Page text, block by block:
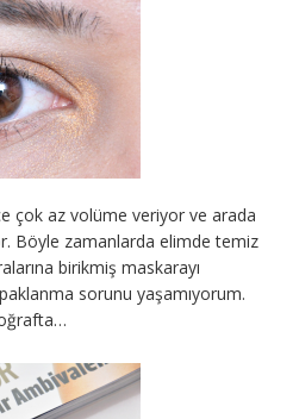
çok az volüme veriyor ve arada
Böyle zamanlarda elimde temiz
birikmiş maskarayı
sorunu yaşamıyorum.